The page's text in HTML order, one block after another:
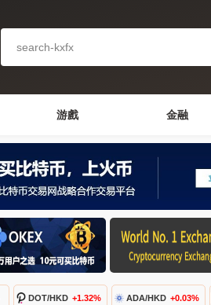
游戲 金融
DOT/HKD +1.32% ADA/HKD +0.03%